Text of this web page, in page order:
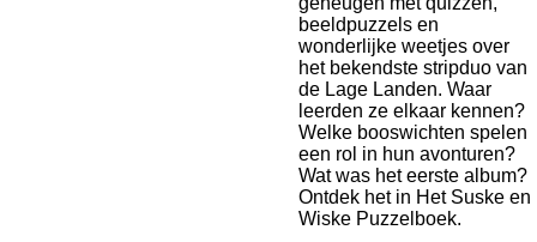
beeldpuzzels en
wonderlijke weetjes over
het bekendste stripduo van
de Lage Landen. Waar
leerden ze elkaar kennen?
Welke booswichten spelen
een rol in hun avonturen?
Wat was het eerste album?
Ontdek het in Het Suske en
Wiske Puzzelboek.